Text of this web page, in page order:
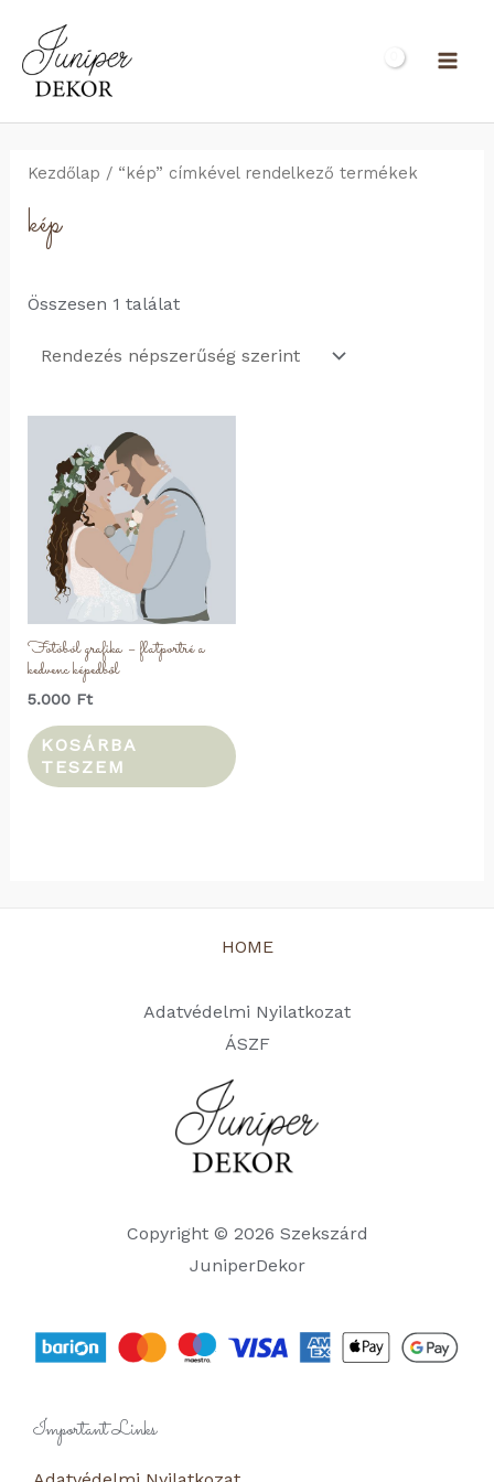
content
Kezdőlap / “kép” címkével rendelkező termékek
kép
Összesen 1 találat
Fotóból grafika – flatportré a
kedvenc képedből
5.000 Ft
KOSÁRBA
TESZEM
HOME
Adatvédelmi Nyilatkozat
ÁSZF
Copyright © 2026 Szekszárd
JuniperDekor
Important Links